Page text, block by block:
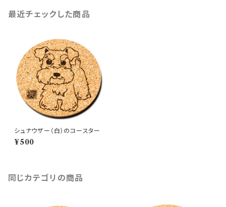
最近チェックした商品
シュナウザー（白）のコースター
¥500
同じカテゴリの商品